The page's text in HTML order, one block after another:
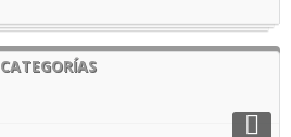
CATEGORÍAS